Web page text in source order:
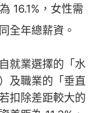
16.1%，女性需
全年總薪資。
就業選擇的「水
及職業的「垂直
扣除差距較大的